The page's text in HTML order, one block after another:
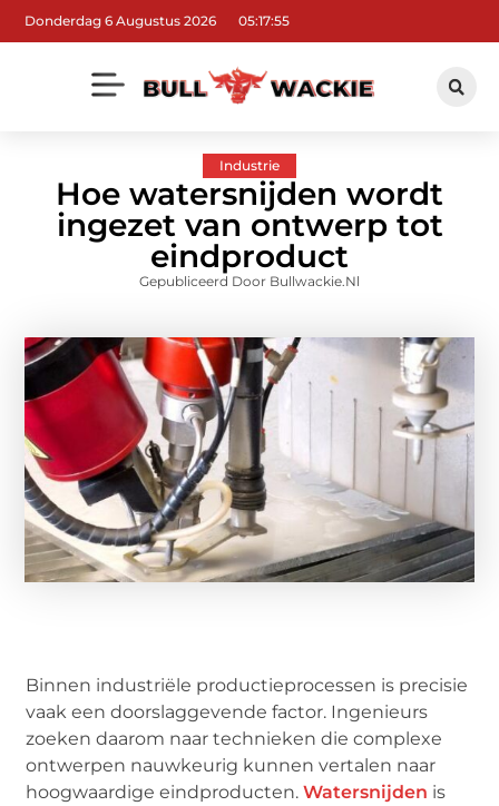
Donderdag 6 Augustus 2026 05:17:55
Industrie
Hoe watersnijden wordt
ingezet van ontwerp tot
eindproduct
Gepubliceerd Door Bullwackie.nl
Binnen industriële productieprocessen is precisie
vaak een doorslaggevende factor. Ingenieurs
zoeken daarom naar technieken die complexe
ontwerpen nauwkeurig kunnen vertalen naar
hoogwaardige eindproducten.Watersnijden is